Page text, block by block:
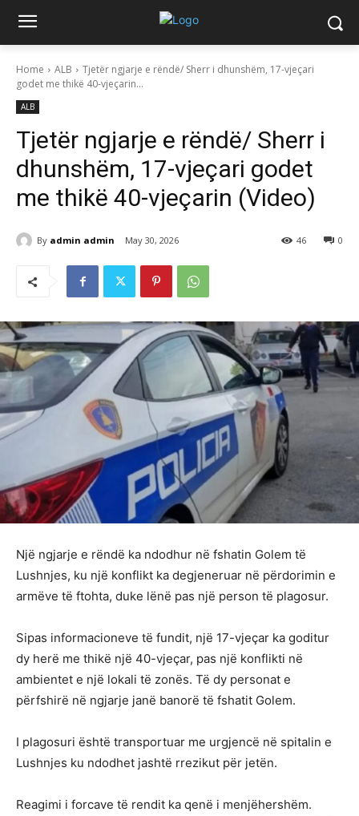
Home ALB
Tjetër ngjarje e rëndë/ Sherr i dhunshëm, 17-vjeçari
godet me thikë 40-vjeçarin...
ALB
Tjetër ngjarje e rëndë/ Sherr i
dhunshëm, 17-vjeçari godet
me thikë 40-vjeçarin (Video)
By admin admin May 30, 2026 0
46
Një ngjarje e rëndë ka ndodhur në fshatin Golem të
Lushnjes, ku një konflikt ka degjeneruar në përdorimin e
armëve të ftohta, duke lënë pas një person të plagosur.
Sipas informacioneve të fundit, një 17-vjeçar ka goditur
dy herë me thikë një 40-vjeçar, pas një konflikti në
ambientet e një lokali të zonës. Të dy personat e
përfshirë në ngjarje janë banorë të fshatit Golem.
I plagosuri është transportuar me urgjencë në spitalin e
Lushnjes ku ndodhet jashtë rrezikut për jetën.
Reagimi i forcave të rendit ka qenë i menjëhershëm.